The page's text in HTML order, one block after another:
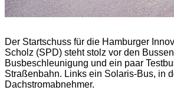
Der Startschuss für die Hamburger
Scholz (SPD) steht stolz vor den
Busbeschleunigung und ein paar
Straßenbahn. Links ein Solaris-Bus, in
Dachstromabnehmer.